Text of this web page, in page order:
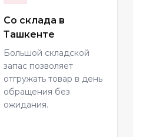
Со склада в
Ташкенте
Большой складской
запас позволяет
отгружать товар в день
обращения без
ожидания.